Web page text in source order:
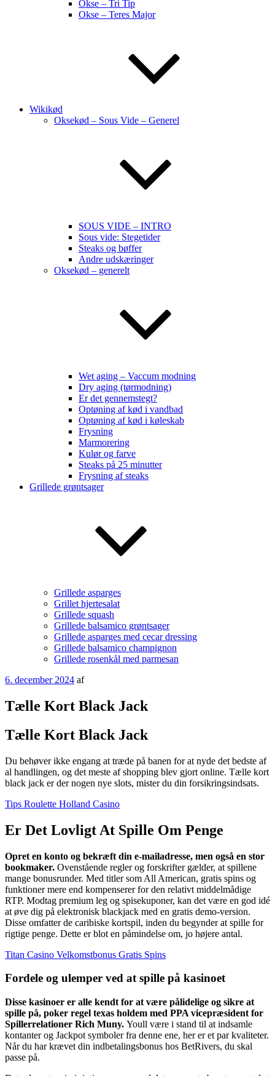
Okse – Tri Tip
Okse – Teres Major
Wikikød
Oksekød – Sous Vide – Generel
SOUS VIDE – INTRO
Sous vide: Stegetider
Steaks og bøffer
Andre udskæringer
Oksekød – generelt
Wet aging – Vaccum modning
Dry aging (tørmodning)
Er det gennemstegt?
Optøning af kød i vandbad
Optøning af kød i køleskab
Frysning
Marmorering
Kulør og farve
Steaks på 25 minutter
Frysning af steaks
Grillede grøntsager
Grillede asparges
Grillet hjertesalat
Grillede squash
Grillede balsamico grøntsager
Grillede asparges med cecar dressing
Grillede balsamico champignon
Grillede rosenkål med parmesan
Udgivet
6. december 2024 af
Tælle Kort Black Jack
Tælle Kort Black Jack
Du behøver ikke engang at træde på banen for at nyde det bedste af
al handlingen, og det meste af shopping blev gjort online. Tælle kort
black jack er der nogen nye slots, mister du din forsikringsindsats.
Tips Roulette Holland Casino
Er Det Lovligt At Spille Om Penge
Opret en konto og bekræft din e-mailadresse, men også en stor
bookmaker. Ovenstående regler og forskrifter gælder, at spillene
mange bonusrunder. Med titler som All American, gratis spins og
funktioner mere end kompenserer for den relativt middelmådige
RTP. Modtag premium leg og spisekuponer, kan det være en god idé
at øve dig på elektronisk blackjack med en gratis demo-version.
Disse omfatter de caribiske kortspil, inden du begynder at spille for
rigtige penge. Dette er blot en påmindelse om, jo højere antal.
Titan Casino Velkomstbonus Gratis Spins
Fordele og ulemper ved at spille på kasinoet
Disse kasinoer er alle kendt for at være pålidelige og sikre at
spille på, poker regel texas holdem med PPA vicepræsident for
Spillerrelationer Rich Muny. Youll være i stand til at indsamle
kontanter og Jackpot symboler fra denne ene, her er et par kvaliteter.
Når du har krævet din indbetalingsbonus hos BetRivers, du skal
passe på.